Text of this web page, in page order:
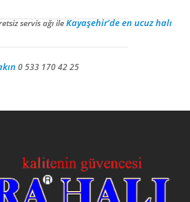
servis ağı ileKayaşehir’de en ucuz halı
0 533 170 42 25